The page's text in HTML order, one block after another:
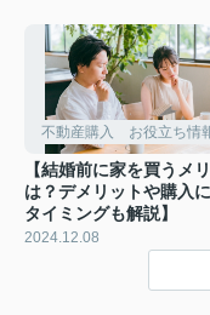
不動産購入 お役立ち情
【結婚前に家を買うメ
は？デメリットや購入
タイミングも解説】
2024.12.08